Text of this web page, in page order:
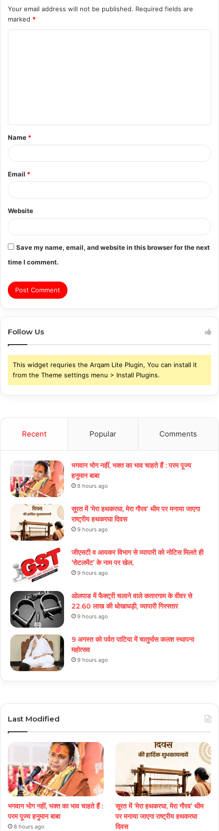
Your email address will not be published. Required fields are
marked *
t
*
Name *
Email *
Website
Save my name, email, and website in this browser for the next
time I comment.
Follow Us
This widget requries the Arqam Lite Plugin, You can install it
from the Theme settings menu > Install Plugins.
Recent Popular Comments
भगवान भोग नहीं, भक्त का भाव चाहते हैं : परम पूज्य
हनुमान बाबा
8 hours ago
सूरत में ‘मेरा हथकरघा, मेरा गौरव’ थीम पर मनाया जाएगा
राष्ट्रीय हथकरघा दिवस
9 hours ago
जीएसटी व आयकर विभाग से व्यापारी को नोटिस मिलते ही
‘सेटलमेंट’ के नाम पर खेल,
9 hours ago
ओलपाड में फैक्ट्री चलाने वाले कतारगाम के वीवर से
22.60 लाख की धोखाधड़ी, व्यापारी गिरफ्तार
9 hours ago
9 अगस्त को पर्वत पाटिया में चातुर्मास कलश स्थापना
महोत्सव
9 hours ago
Last Modified
भगवान भोग नहीं, भक्त का भाव चाहते हैं :
परम पूज्य हनुमान बाबा
8 hours ago
सूरत में ‘मेरा हथकरघा, मेरा गौरव’ थीम
पर मनाया जाएगा राष्ट्रीय हथकरघा
दिवस